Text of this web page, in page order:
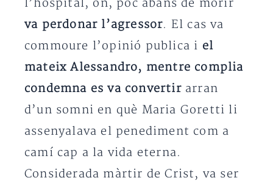
l’hospital, on, poc abans de morir
va perdonar l’agressor. El cas va
commoure l’opinió publica i el
mateix Alessandro, mentre complia
condemna es va convertirarran
d’un somni en què Maria Goretti li
assenyalava el penediment com a
camí cap a la vida eterna.
Considerada màrtir de Crist, va ser